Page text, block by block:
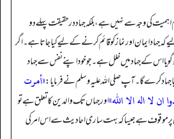
اہمیت کی وجہ سے نہیں ہے، بلکہ جہاد درحقیقت پہلے دو
ایمان اور نماز کو قائم کرنے کے لیے کیا جاتا ہے۔ اگر
اس کے جہاد میں خلل ہے۔ جو خود اپنے نفس سے جہاد
کرے گا۔ آپ صلی اللہ علیہ وسلم نے فرمایا:«أمرت
لا اله الا اللہ»اور جہاں تک والدین کا تعلق ہے تو
پر موقوف ہے جیسا کہ بہت ساری احادیث سے اس امر کی